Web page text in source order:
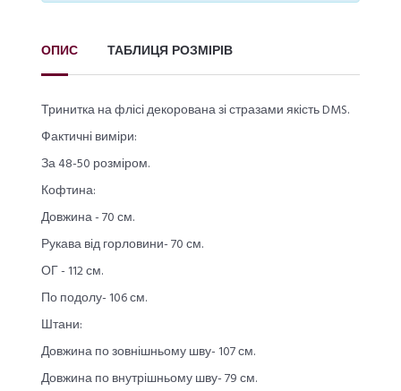
ОПИС ТАБЛИЦЯ РОЗМІРІВ
Тринитка на флісі декорована зі стразами якість DMS.
Фактичні виміри:
За 48-50 розміром.
Кофтина:
Довжина - 70 см.
Рукава від горловини- 70 см.
ОГ - 112 см.
По подолу- 106 см.
Штани:
Довжина по зовнішньому шву- 107 см.
Довжина по внутрішньому шву- 79 см.